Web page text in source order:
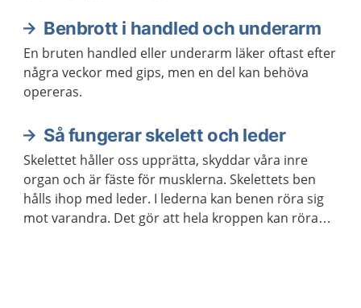
Benbrott i handled och underarm
En bruten handled eller underarm läker oftast efter
några veckor med gips, men en del kan behöva
opereras.
Så fungerar skelett och leder
Skelettet håller oss upprätta, skyddar våra inre
organ och är fäste för musklerna. Skelettets ben
hålls ihop med leder. I lederna kan benen röra sig
mot varandra. Det gör att hela kroppen kan röra